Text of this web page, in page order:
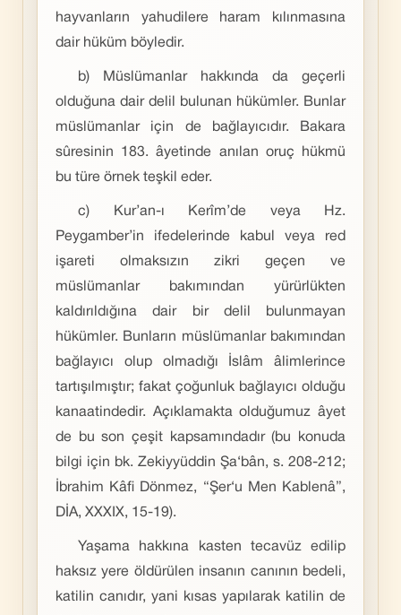
hayvanların yahudilere haram kılınmasına
dair hüküm böyledir.
b) Müslümanlar hakkında da geçerli
olduğuna dair delil bulunan hükümler. Bunlar
müslümanlar için de bağlayıcıdır. Bakara
sûresinin 183. âyetinde anılan oruç hükmü
bu türe örnek teşkil eder.
c) Kur’an-ı Kerîm’de veya Hz.
Peygamber’in ifedelerinde kabul veya red
işareti olmaksızın zikri geçen ve
müslümanlar bakımından yürürlükten
kaldırıldığına dair bir delil bulunmayan
hükümler. Bunların müslümanlar bakımından
bağlayıcı olup olmadığı İslâm âlimlerince
tartışılmıştır; fakat çoğunluk bağlayıcı olduğu
kanaatindedir. Açıklamakta olduğumuz âyet
de bu son çeşit kapsamındadır (bu konuda
bilgi için bk. Zekiyyüddin Şa‘bân, s. 208-212;
İbrahim Kâfi Dönmez, “Şer‘u Men Kablenâ”,
DİA, XXXIX, 15-19).
Yaşama hakkına kasten tecavüz edilip
haksız yere öldürülen insanın canının bedeli,
katilin canıdır, yani kısas yapılarak katilin de